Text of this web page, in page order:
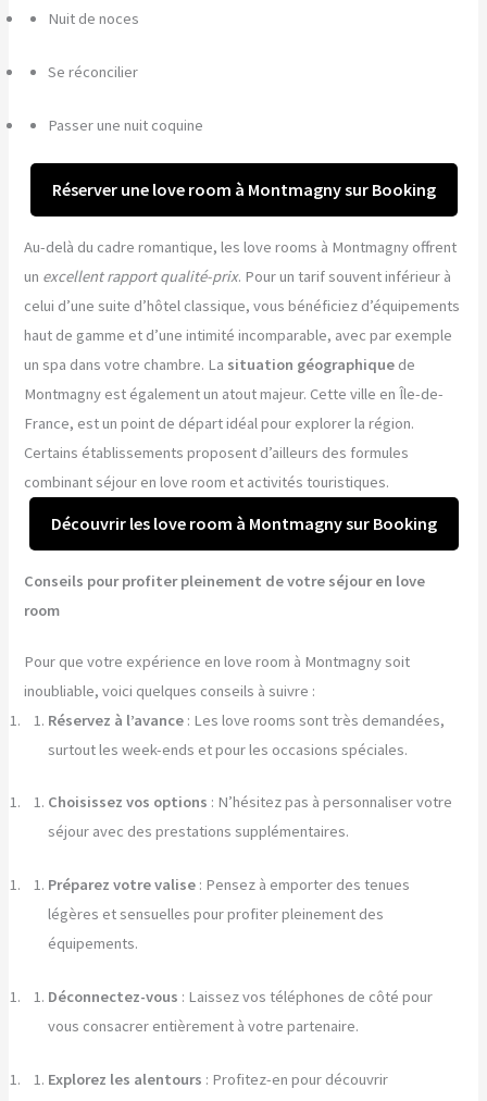
Nuit de noces
Se réconcilier
Passer une nuit coquine
Réserver une love room à Montmagny sur Booking
Au-delà du cadre romantique, les love rooms à Montmagny offrent
un excellent rapport qualité-prix. Pour un tarif souvent inférieur à
celui d’une suite d’hôtel classique, vous bénéficiez d’équipements
haut de gamme et d’une intimité incomparable, avec par exemple
un spa dans votre chambre. La situation géographique de
Montmagny est également un atout majeur. Cette ville en Île-de-
France, est un point de départ idéal pour explorer la région.
Certains établissements proposent d’ailleurs des formules
combinant séjour en love room et activités touristiques.
Découvrir les love room à Montmagny sur Booking
Conseils pour profiter pleinement de votre séjour en love
room
Pour que votre expérience en love room à Montmagny soit
inoubliable, voici quelques conseils à suivre :
Réservez à l’avance : Les love rooms sont très demandées,
surtout les week-ends et pour les occasions spéciales.
Choisissez vos options : N’hésitez pas à personnaliser votre
séjour avec des prestations supplémentaires.
Préparez votre valise : Pensez à emporter des tenues
légères et sensuelles pour profiter pleinement des
équipements.
Déconnectez-vous : Laissez vos téléphones de côté pour
vous consacrer entièrement à votre partenaire.
Explorez les alentours : Profitez-en pour découvrir